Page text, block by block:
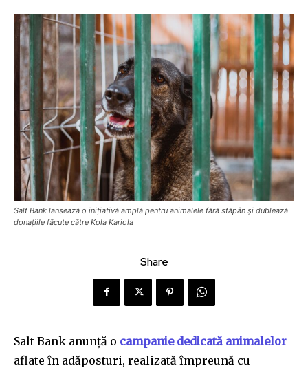
Salt Bank lansează o inițiativă amplă pentru animalele fără stăpân și dublează
donațiile făcute către Kola Kariola
Share
Salt Bank anunță o campanie dedicată animalelor
aflate în adăposturi, realizată împreună cu